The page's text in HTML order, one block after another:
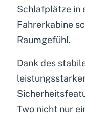
Schlafplätze in
Fahrerkabine
Raumgefühl.
Dank des
Two nicht nur